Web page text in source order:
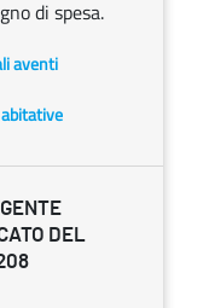
di spesa.
aventi
DEL